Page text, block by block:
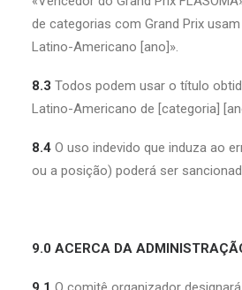
de categorias com Grand Prix
Latino-Americano [ano]».
8.3 Todos podem usar o título
Latino-Americano de [categoria]
8.4 O uso indevido que induza ao
ou a posição) poderá ser
9.0 ACERCA DA